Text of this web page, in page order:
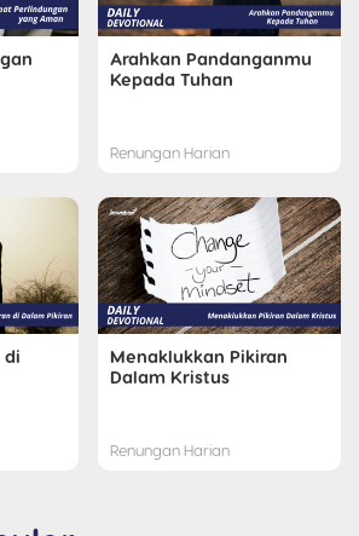
Arahkan Pandanganmu
Kepada Tuhan
Renungan Harian
di
Menaklukkan Pikiran
Dalam Kristus
Renungan Harian